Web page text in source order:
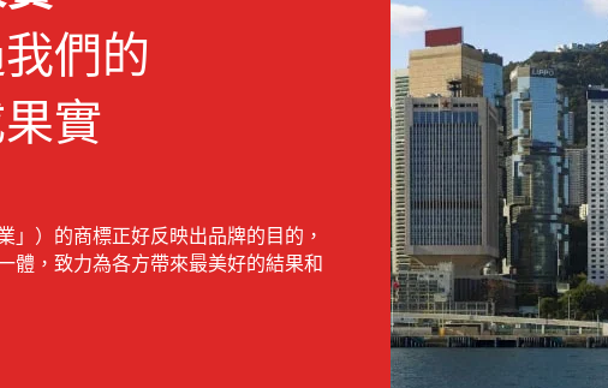
們的
實
」）的商標正好反映出品牌的目的，
體，致力為各方帶來最美好的結果和